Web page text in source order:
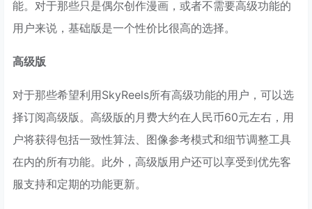
能。对于那些只是偶尔创作漫画，或者不需要高级功能的
用户来说，基础版是一个性价比很高的选择。
高级版
对于那些希望利用SkyReels所有高级功能的用户，可以选
择订阅高级版。高级版的月费大约在人民币60元左右，用
户将获得包括一致性算法、图像参考模式和细节调整工具
在内的所有功能。此外，高级版用户还可以享受到优先客
服支持和定期的功能更新。